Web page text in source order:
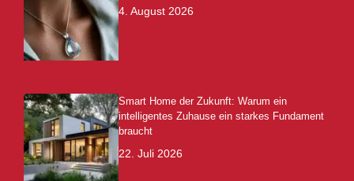
4. August 2026
Smart Home der Zukunft: Warum ein
intelligentes Zuhause ein starkes Fundament
braucht
22. Juli 2026